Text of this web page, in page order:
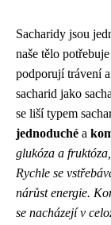
Sacharidy jsou
naše tělo
podporují trávení
sacharid jako
se liší typem
jednoduché a
glukóza a
Rychle se
nárůst energie.
se nacházejí v